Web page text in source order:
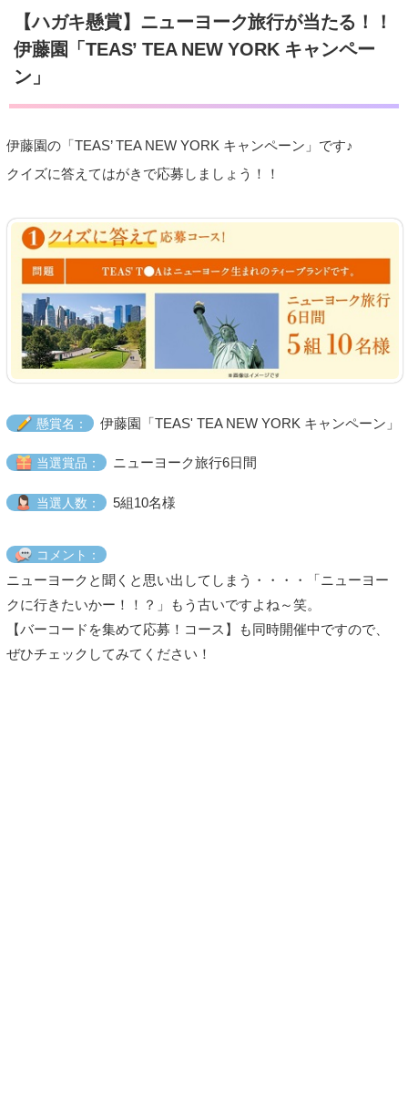
【ハガキ懸賞】ニューヨーク旅行が当たる！！
伊藤園「TEAS’ TEA NEW YORK キャンペー
ン」
伊藤園の「TEAS’ TEA NEW YORK キャンペーン」です♪
クイズに答えてはがきで応募しましょう！！
懸賞名： 伊藤園「TEAS' TEA NEW YORK キャンペーン」
当選賞品： ニューヨーク旅行6日間
当選人数： 5組10名様
コメント：
ニューヨークと聞くと思い出してしまう・・・・「ニューヨー
クに行きたいかー！！？」もう古いですよね～笑。
【バーコードを集めて応募！コース】も同時開催中ですので、
ぜひチェックしてみてください！